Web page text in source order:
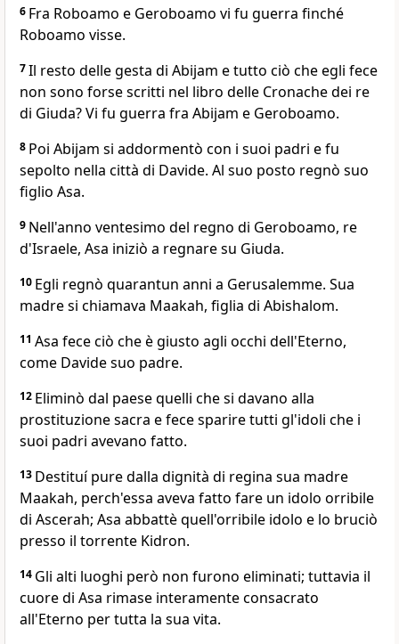
6 Fra Roboamo e Geroboamo vi fu guerra finché
Roboamo visse.
7Il resto delle gesta di Abijam e tutto ciò che egli fece
non sono forse scritti nel libro delle Cronache dei re
di Giuda? Vi fu guerra fra Abijam e Geroboamo.
8 Poi Abijam si addormentò con i suoi padri e fu
sepolto nella città di Davide. Al suo posto regnò suo
figlio Asa.
9 Nell'anno ventesimo del regno di Geroboamo, re
d'Israele, Asa iniziò a regnare su Giuda.
10 Egli regnò quarantun anni a Gerusalemme. Sua
madre si chiamava Maakah, figlia di Abishalom.
11 Asa fece ciò che è giusto agli occhi dell'Eterno,
come Davide suo padre.
12 Eliminò dal paese quelli che si davano alla
prostituzione sacra e fece sparire tutti gl'idoli che i
suoi padri avevano fatto.
13 Destituí pure dalla dignità di regina sua madre
Maakah, perch'essa aveva fatto fare un idolo orribile
di Ascerah; Asa abbattè quell'orribile idolo e lo bruciò
presso il torrente Kidron.
14 Gli alti luoghi però non furono eliminati; tuttavia il
cuore di Asa rimase interamente consacrato
all'Eterno per tutta la sua vita.